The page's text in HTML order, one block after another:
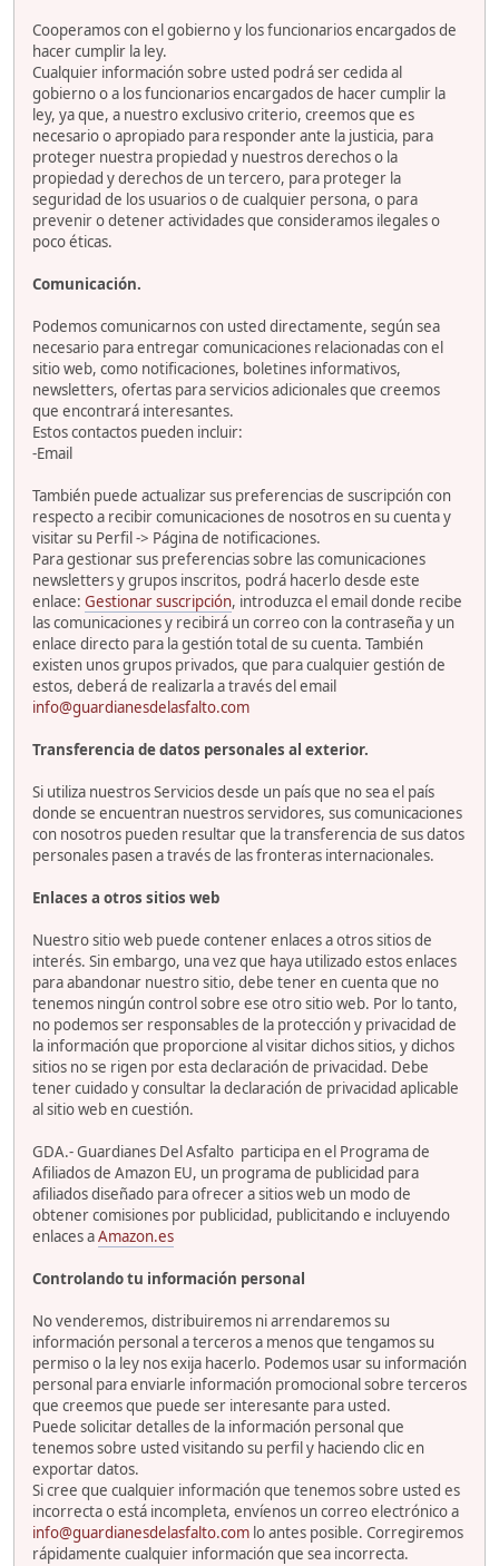
Cooperamos con el gobierno y los funcionarios encargados de
hacer cumplir la ley.
Cualquier información sobre usted podrá ser cedida al
gobierno o a los funcionarios encargados de hacer cumplir la
ley, ya que, a nuestro exclusivo criterio, creemos que es
necesario o apropiado para responder ante la justicia, para
proteger nuestra propiedad y nuestros derechos o la
propiedad y derechos de un tercero, para proteger la
seguridad de los usuarios o de cualquier persona, o para
prevenir o detener actividades que consideramos ilegales o
poco éticas.
Comunicación.
Podemos comunicarnos con usted directamente, según sea
necesario para entregar comunicaciones relacionadas con el
sitio web, como notificaciones, boletines informativos,
newsletters, ofertas para servicios adicionales que creemos
que encontrará interesantes.
Estos contactos pueden incluir:
-Email
También puede actualizar sus preferencias de suscripción con
respecto a recibir comunicaciones de nosotros en su cuenta y
visitar su Perfil -> Página de notificaciones.
Para gestionar sus preferencias sobre las comunicaciones
newsletters y grupos inscritos, podrá hacerlo desde este
enlace: Gestionar suscripción, introduzca el email donde recibe
las comunicaciones y recibirá un correo con la contraseña y un
enlace directo para la gestión total de su cuenta. También
existen unos grupos privados, que para cualquier gestión de
estos, deberá de realizarla a través del email
info@guardianesdelasfalto.com
Transferencia de datos personales al exterior.
Si utiliza nuestros Servicios desde un país que no sea el país
donde se encuentran nuestros servidores, sus comunicaciones
con nosotros pueden resultar que la transferencia de sus datos
personales pasen a través de las fronteras internacionales.
Enlaces a otros sitios web
Nuestro sitio web puede contener enlaces a otros sitios de
interés. Sin embargo, una vez que haya utilizado estos enlaces
para abandonar nuestro sitio, debe tener en cuenta que no
tenemos ningún control sobre ese otro sitio web. Por lo tanto,
no podemos ser responsables de la protección y privacidad de
la información que proporcione al visitar dichos sitios, y dichos
sitios no se rigen por esta declaración de privacidad. Debe
tener cuidado y consultar la declaración de privacidad aplicable
al sitio web en cuestión.
GDA.- Guardianes Del Asfalto participa en el Programa de
Afiliados de Amazon EU, un programa de publicidad para
afiliados diseñado para ofrecer a sitios web un modo de
obtener comisiones por publicidad, publicitando e incluyendo
enlaces aAmazon.es
Controlando tu información personal
No venderemos, distribuiremos ni arrendaremos su
información personal a terceros a menos que tengamos su
permiso o la ley nos exija hacerlo. Podemos usar su información
personal para enviarle información promocional sobre terceros
que creemos que puede ser interesante para usted.
Puede solicitar detalles de la información personal que
tenemos sobre usted visitando su perfil y haciendo clic en
exportar datos.
Si cree que cualquier información que tenemos sobre usted es
incorrecta o está incompleta, envíenos un correo electrónico a
info@guardianesdelasfalto.com lo antes posible. Corregiremos
rápidamente cualquier información que sea incorrecta.